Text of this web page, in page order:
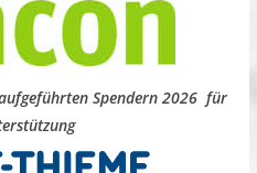
Spendern 2026 für